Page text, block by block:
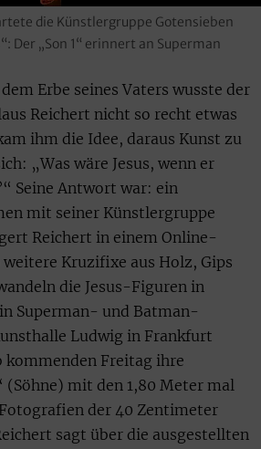
die Künstlergruppe Gotensieben
Der „Son 1“ erinnert an Superman
Erbe seines Vaters wusste der
Reichert nicht so recht etwas
ihm die Idee, daraus Kunst zu
„Was wäre Jesus, wenn er
Seine Antwort war: ein
mit seiner Künstlergruppe
Reichert in einem Online-
Kruzifixe aus Holz, Gips
die Jesus-Figuren in
Superman- und Batman-
Ludwig in Frankfurt
kommenden Freitag ihre
(Söhne) mit den 1,80 Meter mal
der 40 Zentimeter
sagt über die ausgestellten